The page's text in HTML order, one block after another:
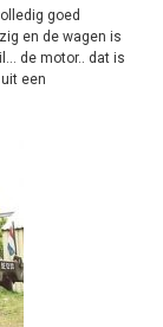
goed
en de wagen is
de motor.. dat is
een